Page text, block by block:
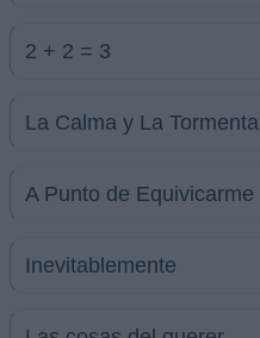
2 + 2 = 3
La Calma y La Tormenta
A Punto de Equivicarme
Inevitablemente